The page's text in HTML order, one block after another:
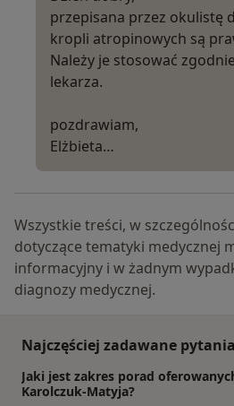
przepisana przez okulistę
kropli atropinowych są
Należy je stosować
lekarza.
pozdrawiam,
Elżbieta…
Wszystkie treści, w
dotyczące tematyki medycznej
informacyjny i w żadnym
diagnozy medycznej.
Najczęściej zadawane pytania
Jaki jest zakres porad
Karolczuk-Matyja?